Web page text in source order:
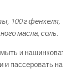
100 г фенхеля,
масла, соль.
и
и пассеровать